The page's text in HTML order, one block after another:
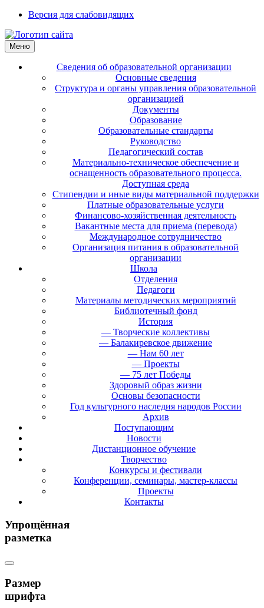
Версия для слабовидящих
Меню
Сведения об образовательной организации
Основные сведения
Структура и органы управления образовательной
организацией
Документы
Образование
Образовательные стандарты
Руководство
Педагогический состав
Материально-техническое обеспечение и
оснащенность образовательного процесса.
Доступная среда
Стипендии и иные виды материальной поддержки
Платные образовательные услуги
Финансово-хозяйственная деятельность
Вакантные места для приема (перевода)
Международное сотрудничество
Организация питания в образовательной
организации
Школа
Отделения
Педагоги
Материалы методических мероприятий
Библиотечный фонд
История
— Творческие коллективы
— Балакиревское движение
— Нам 60 лет
— Проекты
— 75 лет Победы
Здоровый образ жизни
Основы безопасности
Год культурного наследия народов России
Архив
Поступающим
Новости
Дистанционное обучение
Творчество
Конкурсы и фестивали
Конференции, семинары, мастер-классы
Проекты
Контакты
Упрощённая
разметка
Размер
шрифта